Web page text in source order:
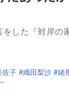
した『対岸の
佐子 織田梨沙 緒